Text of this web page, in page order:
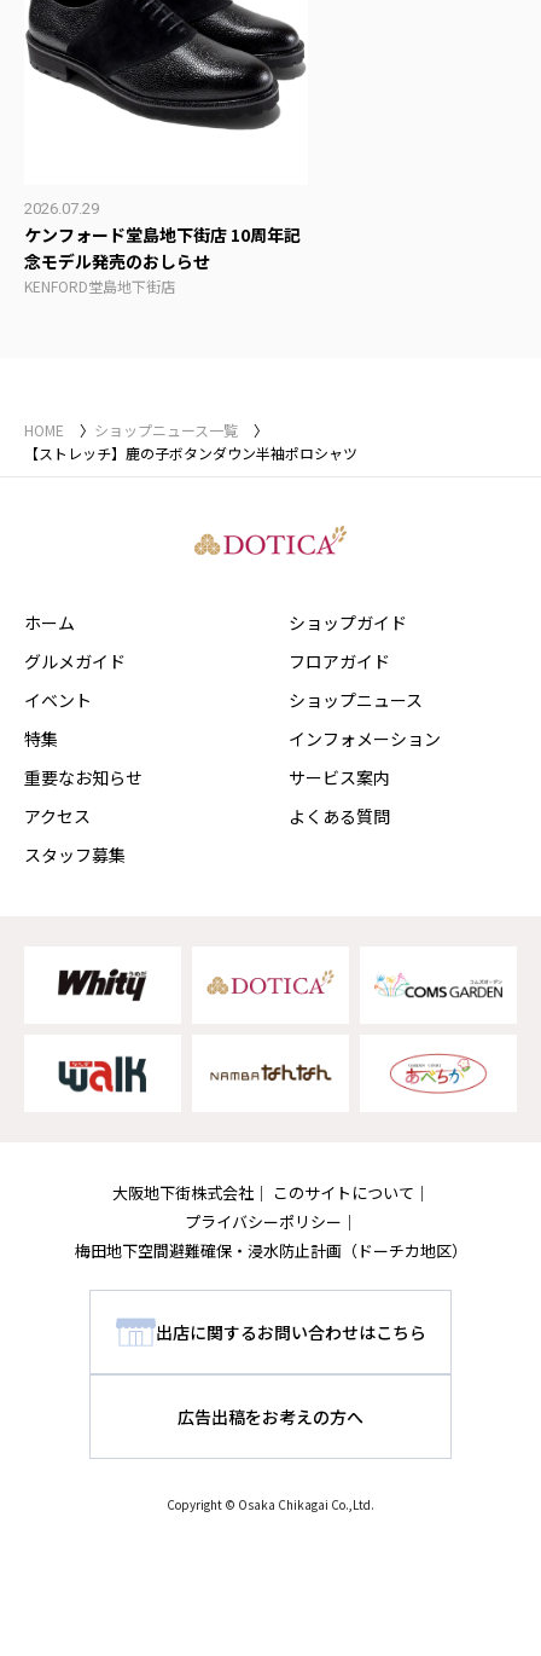
2026.07.29
ケンフォード堂島地下街店 10周年記
念モデル発売のおしらせ
KENFORD堂島地下街店
HOME
ショップニュース一覧
【ストレッチ】鹿の子ボタンダウン半袖ポロシャツ
ホーム
グルメガイド
イベント
特集
重要なお知らせ
アクセス
スタッフ募集
ショップガイド
フロアガイド
ショップニュース
インフォメーション
サービス案内
よくある質問
大阪地下街株式会社
このサイトについて
プライバシーポリシー
梅田地下空間避難確保・浸水防止計画（ドーチカ地区）
出店に関するお問い合わせはこちら
広告出稿をお考えの方へ
Copyright © Osaka Chikagai Co.,Ltd.